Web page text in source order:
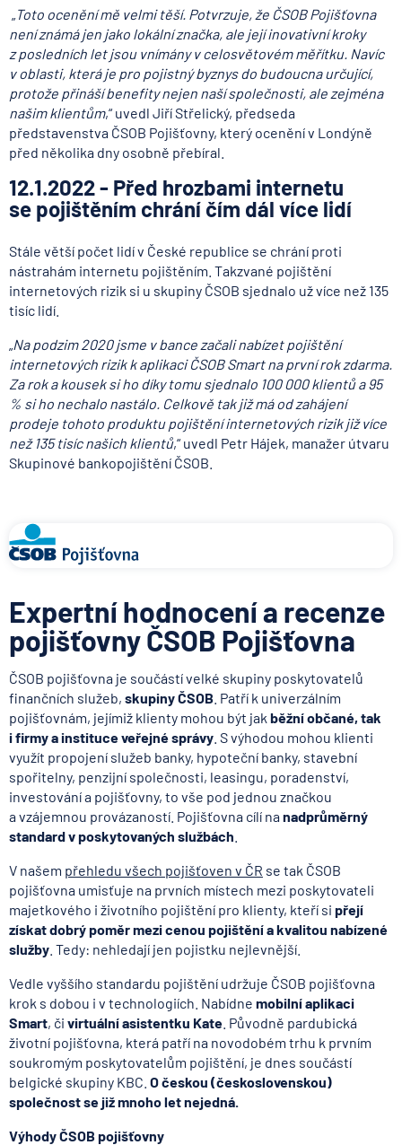
Toto ocenění mě velmi těší. Potvrzuje, že ČSOB Pojišťovna
není známá jen jako lokální značka, ale její inovativní kroky
z posledních let jsou vnímány v celosvětovém měřítku. Navíc
v oblasti, která je pro pojistný byznys do budoucna určující,
protože přináší benefity nejen naší společnosti, ale zejména
našim klientům,“ uvedl Jiří Střelický, předseda
představenstva ČSOB Pojišťovny, který ocenění v Londýně
před několika dny osobně přebíral.
12.1.2022 - Před hrozbami internetu
se pojištěním chrání čím dál více lidí
Stále větší počet lidí v České republice se chrání proti
nástrahám internetu pojištěním. Takzvané pojištění
internetových rizik si u skupiny ČSOB sjednalo už více než 135
tisíc lidí.
Na podzim 2020 jsme v bance začali nabízet pojištění
internetových rizik k aplikaci ČSOB Smart na první rok zdarma.
Za rok a kousek si ho díky tomu sjednalo 100 000 klientů a 95
% si ho nechalo nastálo. Celkově tak již má od zahájení
prodeje tohoto produktu pojištění internetových rizik již více
než 135 tisíc našich klientů,“ uvedl Petr Hájek, manažer útvaru
Skupinové bankopojištění ČSOB.
Expertní hodnocení a recenze
pojišťovny ČSOB Pojišťovna
ČSOB pojišťovna je součástí velké skupiny poskytovatelů
finančních služeb, skupiny ČSOB . Patří k univerzálním
pojišťovnám, jejímiž klienty mohou být jak běžní občané, tak
i firmy a instituce veřejné správy . S výhodou mohou klienti
využít propojení služeb banky, hypoteční banky, stavební
spořitelny, penzijní společnosti, leasingu, poradenství,
investování a pojišťovny, to vše pod jednou značkou
a vzájemnou provázaností. Pojišťovna cílí na nadprůměrný
standard v poskytovaných službách
V našem přehledu všech pojišťoven v ČR se tak ČSOB
pojišťovna umisťuje na prvních místech mezi poskytovateli
majetkového i životního pojištění pro klienty, kteří si přejí
získat dobrý poměr mezi cenou pojištění a kvalitou nabízené
služby . Tedy: nehledají jen pojistku nejlevnější.
Vedle vyššího standardu pojištění udržuje ČSOB pojišťovna
krok s dobou i v technologiích. Nabídne mobilní aplikaci
Smart, či virtuální asistentku Kate . Původně pardubická
životní pojišťovna, která patří na novodobém trhu k prvním
soukromým poskytovatelům pojištění, je dnes součástí
belgické skupiny KBC. O českou (československou)
společnost se již mnoho let nejedná.
Výhody ČSOB pojišťovny